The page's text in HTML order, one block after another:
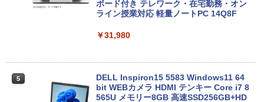
ボード付き テレワーク・在宅勤務・オン
ライン授業対応 軽量ノートPC 14Q8F
￥31,980
5
DELL Inspiron15 5583 Windows11 64
bit WEBカメラ HDMI テンキー Core i7 8
565U メモリー8GB 高速SSD256GB+HD